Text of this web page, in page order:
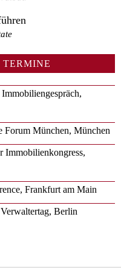
Immobiliengespräch,
Forum München, München
Immobilienkongress,
Frankfurt am Main
Berlin